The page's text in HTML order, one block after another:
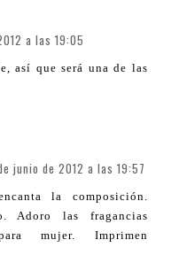
a las 19:05
así que será una de las
junio de 2012 a las 19:57
la composición.
Adoro las fragancias
mujer. Imprimen